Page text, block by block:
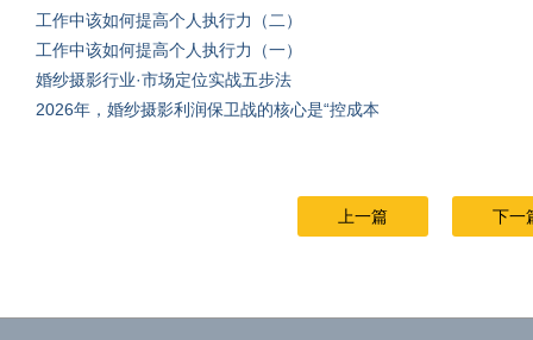
工作中该如何提高个人执行力（二）
工作中该如何提高个人执行力（一）
婚纱摄影行业·市场定位实战五步法
2026年，婚纱摄影利润保卫战的核心是“控成本
上一篇 下一